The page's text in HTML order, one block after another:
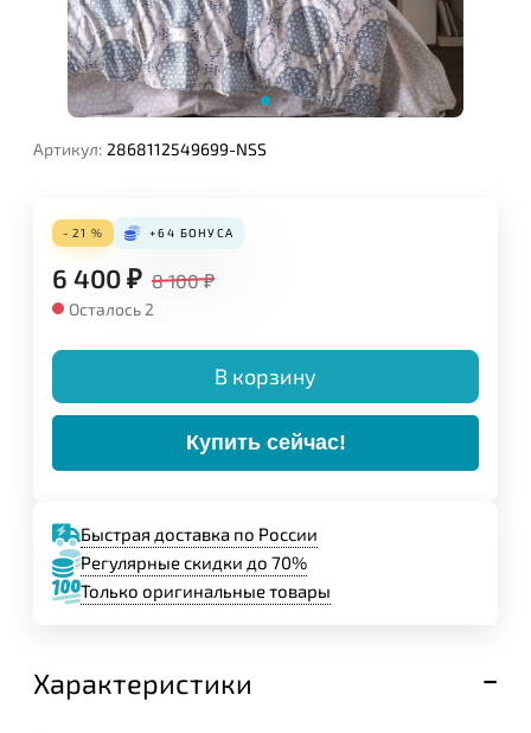
Артикул: 2868112549699-NSS
- 21 % +64 БОНУСА
6 400₽ 8 100 ₽
Осталось 2
В корзину
Купить сейчас!
Быстрая доставка по России
Регулярные скидки до 70%
Только оригинальные товары
Характеристики